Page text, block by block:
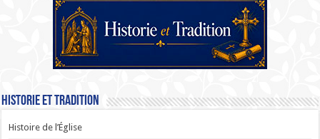
Historie et Tradition
Histoire de l’Église